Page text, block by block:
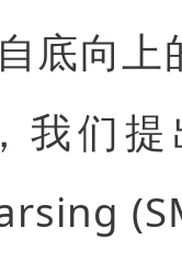
底向
我们